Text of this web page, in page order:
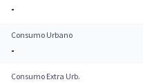
-
Consumo Urbano
-
Consumo Extra Urb.